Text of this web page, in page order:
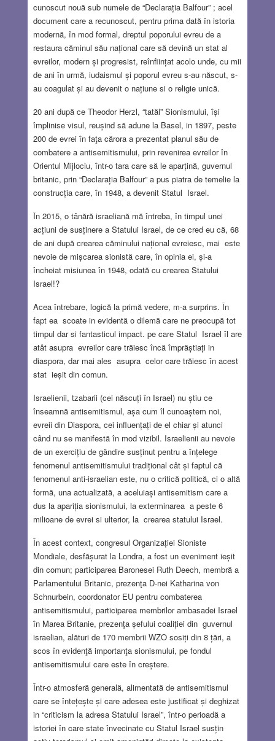
cunoscut nouă sub numele de “Declarația Balfour” ; acel
document care a recunoscut, pentru prima dată în istoria
modernă, în mod formal, dreptul poporului evreu de a
restaura căminul său național care să devină un stat al
evreilor, modern și progresist, reînființat acolo unde, cu mii
de ani în urmă, iudaismul și poporul evreu s-au născut, s-
au coagulat și au devenit o națiune si o religie unică.
20 ani după ce Theodor Herzl, “tatăl” Sionismului, își
împlinise visul, reușind să adune la Basel, in 1897, peste
200 de evrei în faţa cărora a prezentat planul său de
combatere a antisemitismului, prin revenirea evreilor în
Orientul Mijlociu, într-o tara care să le aparțină, guvernul
britanic, prin “Declarația Balfour” a pus piatra de temelie la
construcția care, în 1948, a devenit Statul Israel.
În 2015, o tânără israeliană mă întreba, în timpul unei
acțiuni de susținere a Statului Israel, de ce cred eu că, 68
de ani după crearea căminului național evreiesc, mai este
nevoie de mișcarea sionistă care, în opinia ei, și-a
încheiat misiunea în 1948, odată cu crearea Statului
Israel!?
Acea întrebare, logică la primă vedere, m-a surprins. În
fapt ea scoate in evidentă o dilemă care ne preocupă tot
timpul dar si fantasticul impact. pe care Statul Israel îl are
atât asupra evreilor care trăiesc încă împrăștiați in
diaspora, dar mai ales asupra celor care trăiesc în acest
stat ieșit din comun.
Israelienii, tzabarii (cei născuți în Israel) nu știu ce
înseamnă antisemitismul, așa cum îl cunoaștem noi,
evreii din Diaspora, cei influențați de el chiar și atunci
când nu se manifestă în mod vizibil. Israelienii au nevoie
de un exercițiu de gândire susținut pentru a înțelege
fenomenul antisemitismului tradițional cât și faptul că
fenomenul anti-israelian este, nu o critică politică, ci o altă
formă, una actualizată, a aceluiași antisemitism care a
dus la apariția sionismului, la exterminarea a peste 6
milioane de evrei si ulterior, la crearea statului Israel.
În acest context, congresul Organizației Sioniste
Mondiale, desfășurat la Londra, a fost un eveniment ieșit
din comun; participarea Baronesei Ruth Deech, membră a
Parlamentului Britanic, prezenţa D-nei Katharina von
Schnurbein, coordonator EU pentru combaterea
antisemitismului, participarea membrilor ambasadei Israel
în Marea Britanie, prezenţa șefului coaliției din guvernul
israelian, alături de 170 membrii WZO sosiți din 8 țări, a
scos în evidenţă importanţa sionismului, pe fondul
antisemitismului care este în creștere.
Într-o atmosferă generală, alimentată de antisemitismul
care se întețește și care adesea este justificat și deghizat
in “criticism la adresa Statului Israel”, într-o perioadă a
istoriei în care state învecinate cu Statul Israel susțin